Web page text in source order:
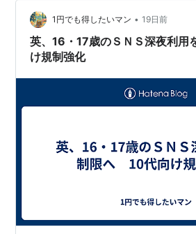
1円でも得したいマン • 19日前
英、16・17歳のＳＮＳ深夜利
け規制強化